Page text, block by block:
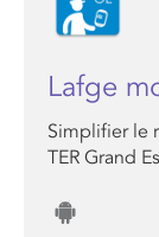
Lafge
Simplifier le
TER Grand